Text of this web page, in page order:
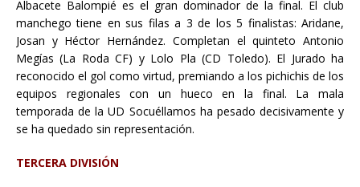
Albacete Balompié es el gran dominador de la final. El club
manchego tiene en sus filas a 3 de los 5 finalistas: Aridane,
Josan y Héctor Hernández. Completan el quinteto Antonio
Megías (La Roda CF) y Lolo Pla (CD Toledo). El Jurado ha
reconocido el gol como virtud, premiando a los pichichis de los
equipos regionales con un hueco en la final. La mala
temporada de la UD Socuéllamos ha pesado decisivamente y
se ha quedado sin representación.
TERCERA DIVISIÓN